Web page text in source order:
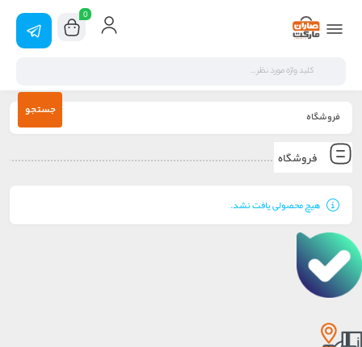
0
جستجو فروشگاه
فروشگاه
هیچ محصولی یافت نشد.